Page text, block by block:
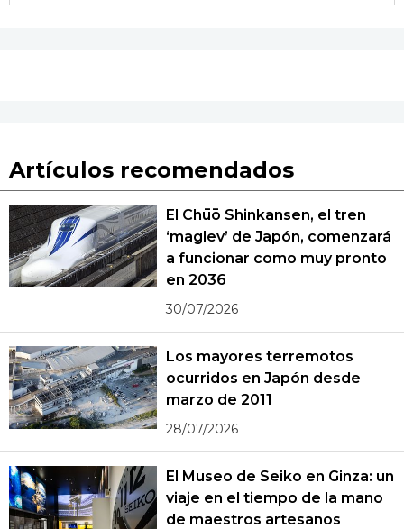
Artículos recomendados
El Chūō Shinkansen, el tren
‘maglev’ de Japón, comenzará
a funcionar como muy pronto
en 2036
30/07/2026
Los mayores terremotos
ocurridos en Japón desde
marzo de 2011
28/07/2026
El Museo de Seiko en Ginza: un
viaje en el tiempo de la mano
de maestros artesanos